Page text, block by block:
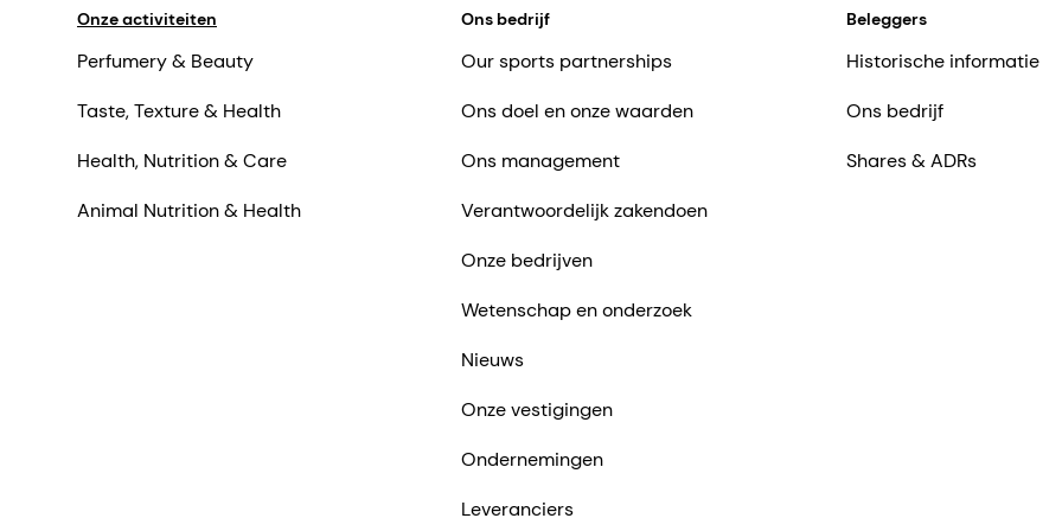
Onze activiteiten
Perfumery & Beauty
Taste, Texture & Health
Health, Nutrition & Care
Animal Nutrition & Health
Ons bedrijf
Our sports partnerships
Ons doel en onze waarden
Ons management
Verantwoordelijk zakendoen
Onze bedrijven
Wetenschap en onderzoek
Nieuws
Onze vestigingen
Ondernemingen
Leveranciers
Beleggers
Historische informatie
Ons bedrijf
Shares & ADRs